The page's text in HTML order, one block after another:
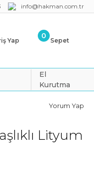
info@hakman.com.tr
Yap
0
Sepet
El
Kurutma
Yorum Yap
Lityum